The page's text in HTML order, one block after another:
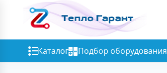
Каталог Подбор оборудования